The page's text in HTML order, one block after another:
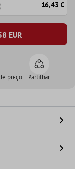
16,43 €
EUR
preço Partilhar